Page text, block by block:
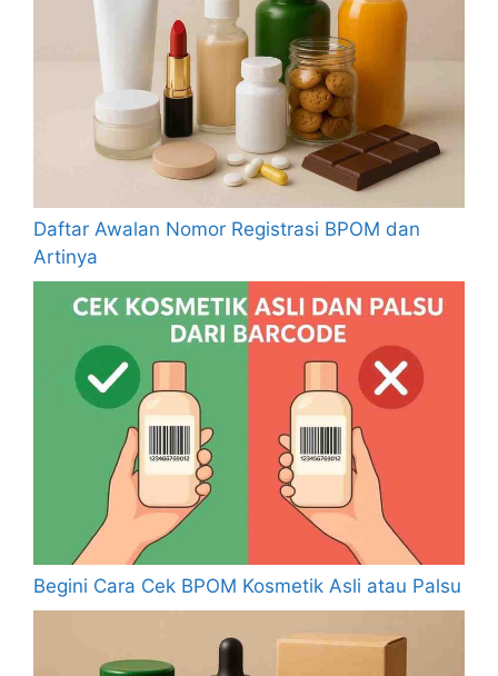
Daftar Awalan Nomor Registrasi BPOM dan
Artinya
Begini Cara Cek BPOM Kosmetik Asli atau Palsu